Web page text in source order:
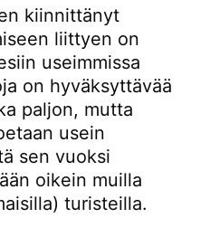
kiinnittänyt
liittyen on
useimmissa
on hyväksyttävää
paljon, mutta
usein
sen vuoksi
oikein muilla
turisteilla.